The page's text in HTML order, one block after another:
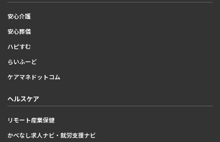
安心介護
安心葬儀
ハピすむ
らいふーど
ケアマネドットコム
ヘルスケア
リモート産業保健
かべなし求人ナビ・就労支援ナビ